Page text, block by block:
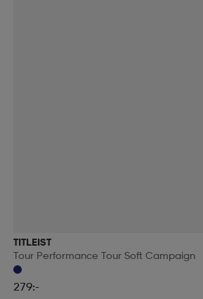
TITLEIST
Tour Performance Tour Soft Campaign
279:-